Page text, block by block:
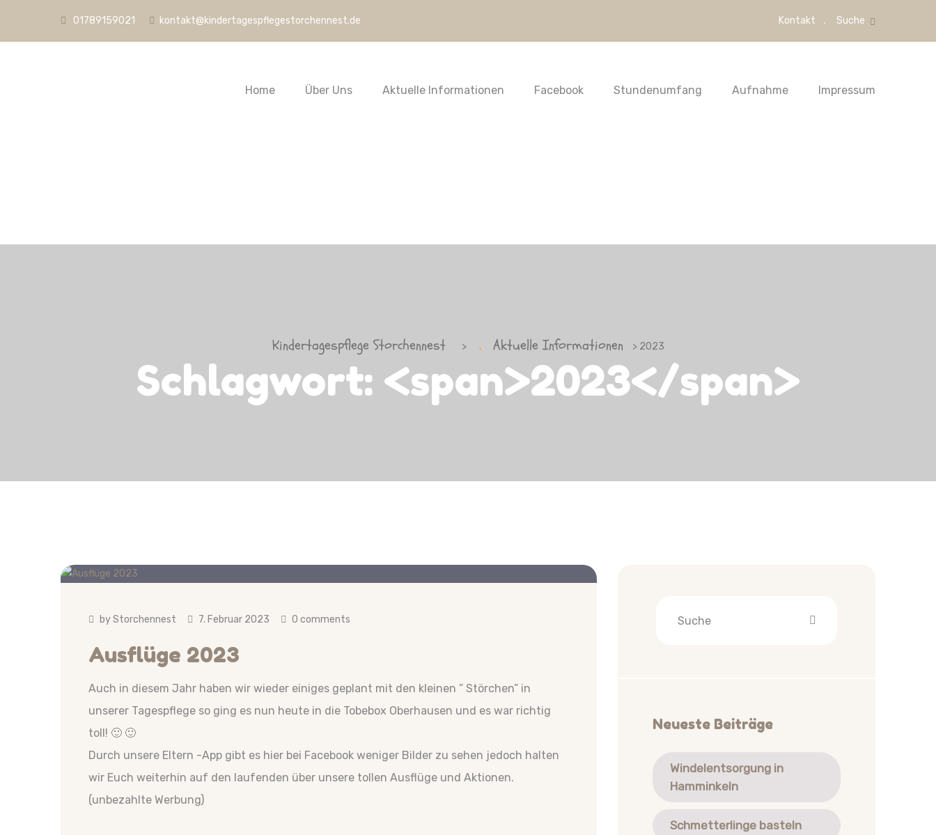
01789159021 kontakt@kindertagespflegestorchennest.de Kontakt Suche
Home Über Uns Aktuelle Informationen Facebook Stundenumfang Aufnahme Impressum
Kindertagespflege Storchennest > Aktuelle Informationen > 2023
Schlagwort: <span>2023</span>
byStorchennest 7. Februar 2023 0 comments
Ausflüge 2023
Auch in diesem Jahr haben wir wieder einiges geplant mit den kleinen ” Störchen” in
unserer Tagespflege so ging es nun heute in die Tobebox Oberhausen und es war richtig
toll! 🙂 🙂
Durch unsere Eltern -App gibt es hier bei Facebook weniger Bilder zu sehen jedoch halten
wir Euch weiterhin auf den laufenden über unsere tollen Ausflüge und Aktionen.
(unbezahlte Werbung)
Neueste Beiträge
Windelentsorgung in
Hamminkeln
Schmetterlinge basteln